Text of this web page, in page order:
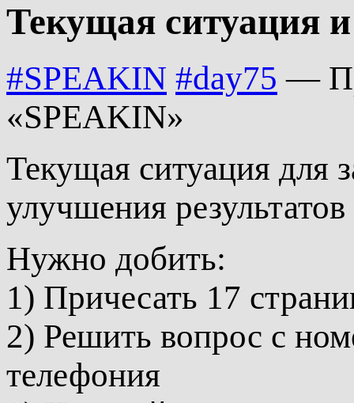
Текущая ситуация
#SPEAKIN #day75 —
«SPEAKIN»
Текущая ситуация для
улучшения
Нужно добить:
1) Причесать 17
2) Решить вопрос с
телефония